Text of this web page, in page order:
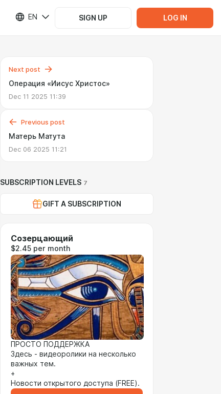
EN SIGN UP LOG IN
Next post
Операция «Иисус Христос»
Dec 11 2025 11:39
Previous post
Матерь Матута
Dec 06 2025 11:21
SUBSCRIPTION LEVELS 7
GIFT A SUBSCRIPTION
Созерцающий
$2.45 per month
ПРОСТО ПОДДЕРЖКА
Здесь - видеоролики на несколько
важных тем.
+
Новости открытого доступа (FREE).